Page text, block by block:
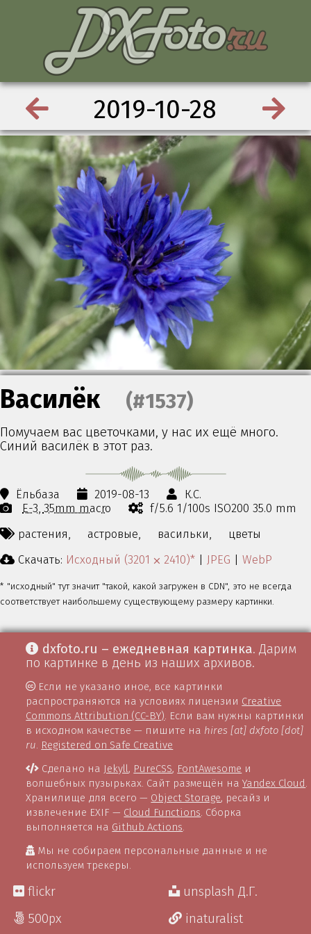
2019-10-28
Василёк (#1537)
Помучаем вас цветочками, у нас их ещё много.
Синий василёк в этот раз.
Ёльбаза 2019-08-13
К.С.
E-3 35mm macro
f/5.6 1/100s ISO200 35.0 mm
растения,
астровые, васильки,
цветы
Скачать: Исходный (3201 ⨉ 2410)* | JPEG | WebP
* "исходный" тут значит "такой, какой загружен в CDN", это не всегда
соответствует наибольшему существующему размеру картинки.
dxfoto.ru – ежедневная картинка. Дарим
по картинке в день из наших архивов.
Если не указано иное, все картинки
распространяются на условиях лицензии Creative
Commons Attribution (CC-BY). Если вам нужны картинки
в исходном качестве — пишите на hires [at] dxfoto [dot]
ru. Registered on Safe Creative
Сделано на Jekyll, PureCSS, FontAwesome и
волшебных пузырьках. Сайт размещён наYandex Cloud.
Хранилище для всего — Object Storage, ресайз и
извлечение EXIF — Cloud Functions. Сборка
выполняется на Github Actions.
Мы не собираем персональные данные и не
используем трекеры.
flickr
500px
unsplash Д.Г.
inaturalist